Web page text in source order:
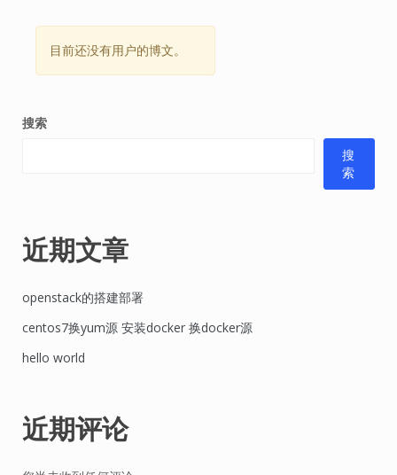
目前还没有用户的博文。
搜索
搜
索
近期文章
openstack的搭建部署
centos7换yum源 安装docker 换docker源
hello world
近期评论